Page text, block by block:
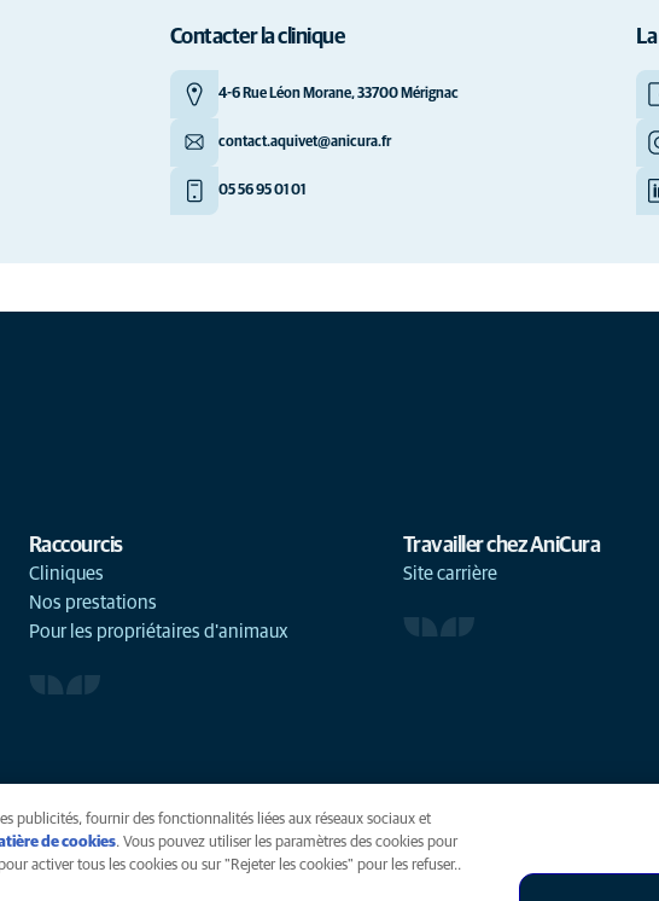
Contacter la clinique
4-6 Rue Léon Morane, 33700 Mérignac
contact.aquivet@anicura.fr
05 56 95 01 01
Raccourcis
Cliniques
Nos prestations
Pour les propriétaires d'animaux
Travailler chez AniCura
Site carrière
AniCura est
publicités, fournir des fonctionnalités liées aux réseaux sociaux et
de cookies(opens in a new tab)
. Vous pouvez utiliser les paramètres des cookies pour
activer tous les cookies ou sur "Rejeter les cookies" pour les refuser..